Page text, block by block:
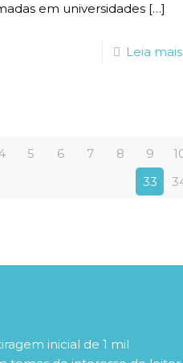
em universidades[…]
Leia mais
5 6 7 8 9
33
inicial de 1 mil